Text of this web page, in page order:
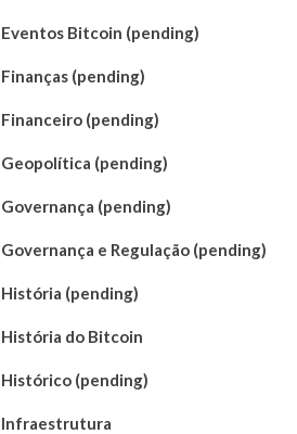
Eventos Bitcoin (pending)
Finanças (pending)
Financeiro (pending)
Geopolítica (pending)
Governança (pending)
Governança e Regulação (pending)
História (pending)
História do Bitcoin
Histórico (pending)
Infraestrutura